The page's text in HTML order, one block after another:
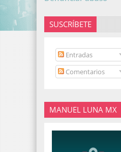
SUSCRÍBETE
Entradas
Comentarios
MANUEL LUNA MX